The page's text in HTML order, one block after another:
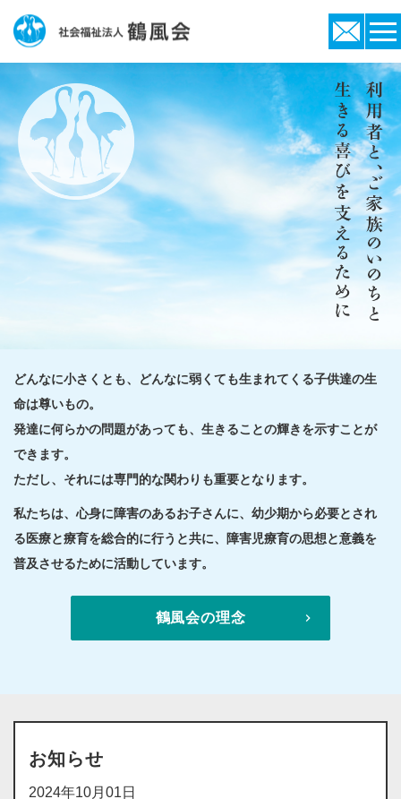
どんなに小さくとも、どんなに弱くても生まれてくる子供達の生
命は尊いもの。
発達に何らかの問題があっても、生きることの輝きを示すことが
できます。
ただし、それには専門的な関わりも重要となります。
私たちは、心身に障害のあるお子さんに、幼少期から必要とされ
る医療と療育を総合的に行うと共に、障害児療育の思想と意義を
普及させるために活動しています。
鶴風会の理念
お知らせ
2024年10月01日